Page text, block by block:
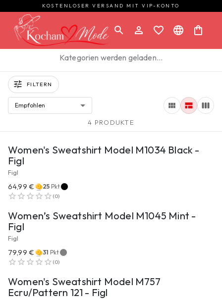
KOSTENLOSER VERSAND MIT VIP-KONTO
Kategorien werden geladen…
FILTERN
Empfohlen
4 PRODUKTE
ZUM PRODUKT
Women's Sweatshirt Model M1034 Black -
Figl
Figl
64,99 € 25 Pkt
(0)
Women’s Sweatshirt Model M1045 Mint -
Figl
Figl
79,99 € 31 Pkt
(0)
Women's Sweatshirt Model M757
Ecru/Pattern 121 - Figl